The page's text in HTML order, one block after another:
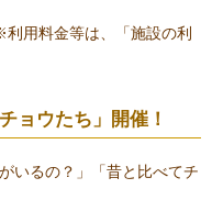
用料金等は、「施設の利
ョウたち」開催！
いるの？」「昔と比べてチ